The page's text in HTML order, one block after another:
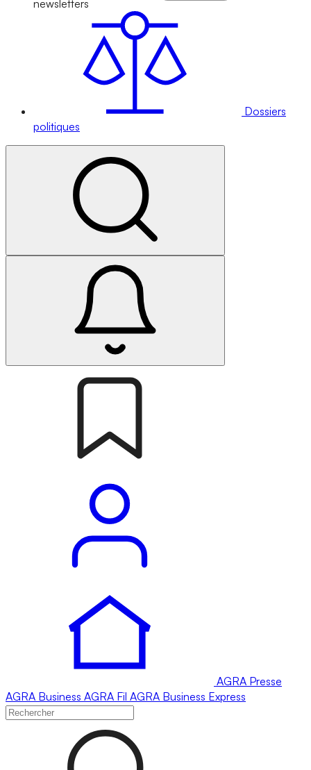
newsletters
Dossiers
politiques
AGRA Presse
AGRA Business AGRA Fil AGRA Business Express